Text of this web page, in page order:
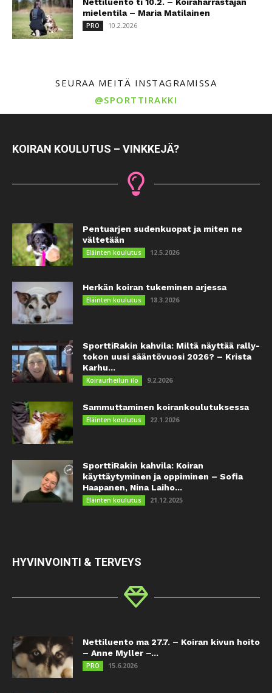
mielentila – Maria Matilainen
PRO 10.2.2026
SEURAA MEITÄ INSTAGRAMISSA
@SPORTTIRAKKI
KOIRAN KOULUTUS – VINKKEJÄ?
Pentuarjen sudenkuopat ja miten ne
vältetään
Eläinten koulutus 12.5.2026
Herkän koiran tukeminen arjessa
Eläinten koulutus 18.3.2026
SporttiRakin kahvila: Miltä näyttää rally-
tokon uusi sääntövuosi 2026? – Krista
Karhu...
Koiraurheilun ilo 9.2.2026
Sammuttaminen koirankoulutuksessa
Eläinten koulutus 22.1.2026
SporttiRakin kahvila: Koiran
käyttäytyminen ja oppiminen – Sofia
Haapanen, Nina Laiho...
Eläinten koulutus 21.12.2025
HYVINVOINTI & TERVEYS
Nettiluento ma 27.7. – Koiran kivun hoito
– Anne Myller –...
PRO 15.6.2026